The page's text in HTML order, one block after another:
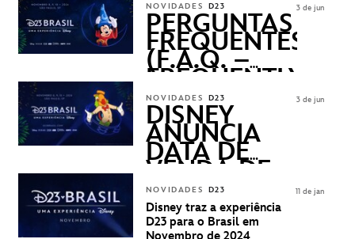
NOVIDADES D23
PERGUNTAS
FREQUENTES
(F.A.Q. –
FREQUENTLY
ASKED
QUESTIONS)
3 de jun
NOVIDADES D23
DISNEY
ANUNCIA
DATA DE
VENDA DE
INGRESSOS
PARA A D23
BRASIL -
3 de jun
NOVIDADES D23
Disney traz a experiência
D23 para o Brasil em
Novembro de 2024
11 de jan